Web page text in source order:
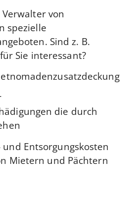
von
spezielle
Sind z. B.
Sie interessant?
die durch
Entsorgungskosten
Mietern und Pächtern